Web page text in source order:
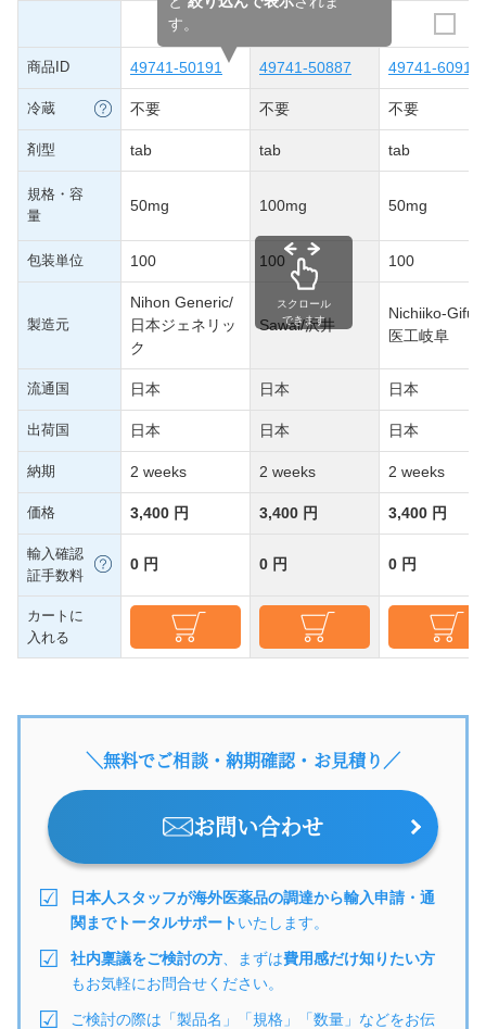
す。
商品ID 49741-50191 49741-50887 49741-60910
冷蔵 不要 不要 不要
剤型 tab tab tab
規格・容
量
50mg 100mg 50mg
包装単位 100 100 100
製造元
Nihon Generic/
日本ジェネリッ
ク
Sawai/沢井
Nichiiko-Gifu/
医工岐阜
流通国 日本 日本 日本
出荷国 日本 日本 日本
納期 2 weeks 2 weeks 2 weeks
価格 3,400 円 3,400 円 3,400 円
輸入確認
証手数料
0 円 0 円 0 円
カートに
入れる
スクロール
できます
＼無料でご相談・納期確認・お見積り／
お問い合わせ
日本人スタッフが海外医薬品の調達から輸入申請・通
関までトータルサポートいたします。
社内稟議をご検討の方 、まずは費用感だけ知りたい方
もお気軽にお問合せください。
ご検討の際は「製品名」「規格」「数量」などをお伝